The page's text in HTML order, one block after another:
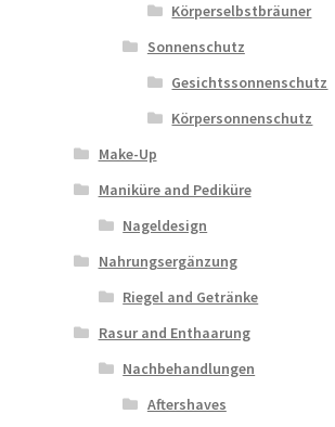
Körperselbstbräuner
Sonnenschutz
Gesichtssonnenschutz
Körpersonnenschutz
Make-Up
Maniküre and Pediküre
Nageldesign
Nahrungsergänzung
Riegel and Getränke
Rasur and Enthaarung
Nachbehandlungen
Aftershaves